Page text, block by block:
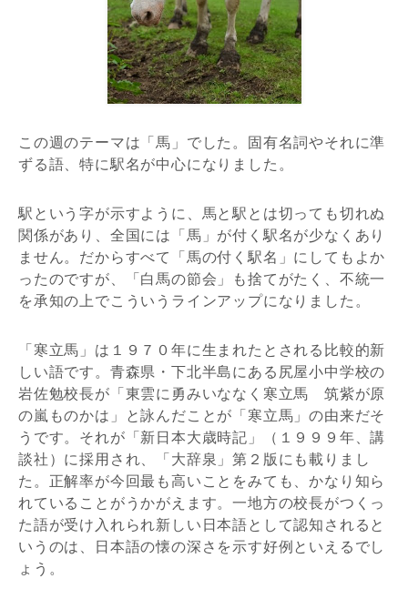
この週のテーマは「馬」でした。固有名詞やそれに準
ずる語、特に駅名が中心になりました。
駅という字が示すように、馬と駅とは切っても切れぬ
関係があり、全国には「馬」が付く駅名が少なくあり
ません。だからすべて「馬の付く駅名」にしてもよか
ったのですが、「白馬の節会」も捨てがたく、不統一
を承知の上でこういうラインアップになりました。
「寒立馬」は１９７０年に生まれたとされる比較的新
しい語です。青森県・下北半島にある尻屋小中学校の
岩佐勉校長が「東雲に勇みいななく寒立馬 筑紫が原
の嵐ものかは」と詠んだことが「寒立馬」の由来だそ
うです。それが「新日本大歳時記」（１９９９年、講
談社）に採用され、「大辞泉」第２版にも載りまし
た。正解率が今回最も高いことをみても、かなり知ら
れていることがうかがえます。一地方の校長がつくっ
た語が受け入れられ新しい日本語として認知されると
いうのは、日本語の懐の深さを示す好例といえるでし
ょう。